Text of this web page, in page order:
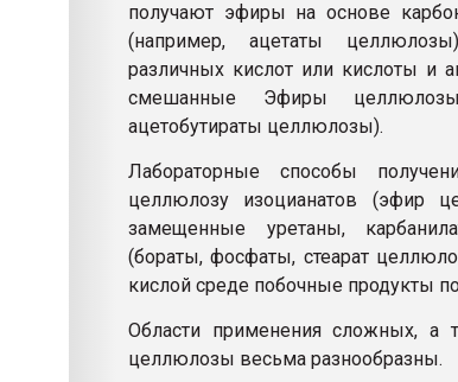
получают эфиры на основе
(например, ацетаты
различных кислот или кислоты и
смешанные Эфиры
ацетобутираты целлюлозы).
Лабораторные способы
целлюлозу изоцианатов (эфир
замещенные уретаны,
(бораты, фосфаты, стеарат
кислой среде побочные продукты
Области применения сложных,
целлюлозы весьма разнообразны.